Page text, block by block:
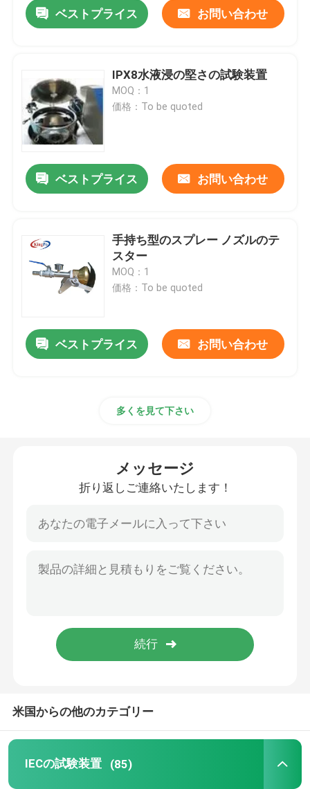
プロダクト
ベストプライス お問い合わせ
IPX8水液浸の堅さの試験装置
MOQ：1
価格：To be quoted
ベストプライス お問い合わせ
手持ち型のスプレー ノズルのテ
スター
MOQ：1
価格：To be quoted
ベストプライス お問い合わせ
多くを見て下さい
メッセージ
折り返しご連絡いたします！
米国からの他のカテゴリー
IECの試験装置 (85)